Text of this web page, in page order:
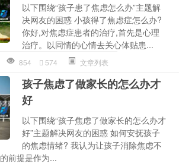
以下围绕“孩子患了焦虑怎么办”主题解
决网友的困惑 小孩得了焦虑症怎么办?
你好,对焦虑症患者的治疗,首先是心理
治疗。以同情的心情去关心体贴患...
854 574 文章列表
孩子焦虑了做家长的怎么办才
好
以下围绕“孩子焦虑了做家长的怎么办才
好”主题解决网友的困惑 如何安抚孩子
的焦虑情绪? 我认为让孩子消除焦虑不
前提是作为...